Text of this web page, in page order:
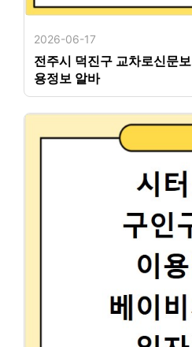
2026-06-17
전주시 덕진구 교차로신문
용정보 알바